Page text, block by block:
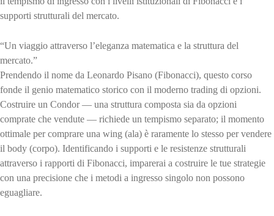
supporti strutturali del mercato.
“Un viaggio attraverso l’eleganza matematica e la struttura del
mercato.”
Prendendo il nome da Leonardo Pisano (Fibonacci), questo corso
fonde il genio matematico storico con il moderno trading di opzioni.
Costruire un Condor — una struttura composta sia da opzioni
comprate che vendute — richiede un tempismo separato; il momento
ottimale per comprare una wing (ala) è raramente lo stesso per vendere
il body (corpo). Identificando i supporti e le resistenze strutturali
attraverso i rapporti di Fibonacci, imparerai a costruire le tue strategie
con una precisione che i metodi a ingresso singolo non possono
eguagliare.